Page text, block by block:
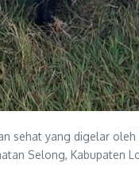
sehat yang digelar oleh
Selong, Kabupaten